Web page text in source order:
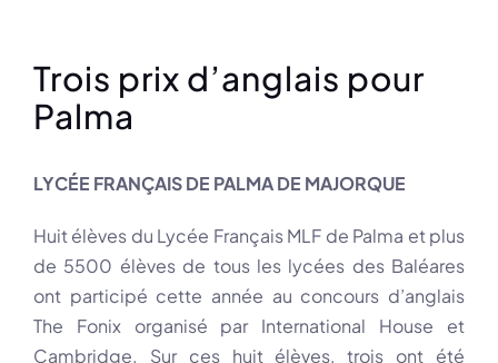
Trois prix d’anglais pour
Palma
LYCÉE FRANÇAIS DE PALMA DE MAJORQUE
Huit élèves du Lycée Français MLF de Palma et plus
de 5500 élèves de tous les lycées des Baléares
ont participé cette année au concours d’anglais
The Fonix organisé par International House et
Cambridge. Sur ces huit élèves, trois ont été